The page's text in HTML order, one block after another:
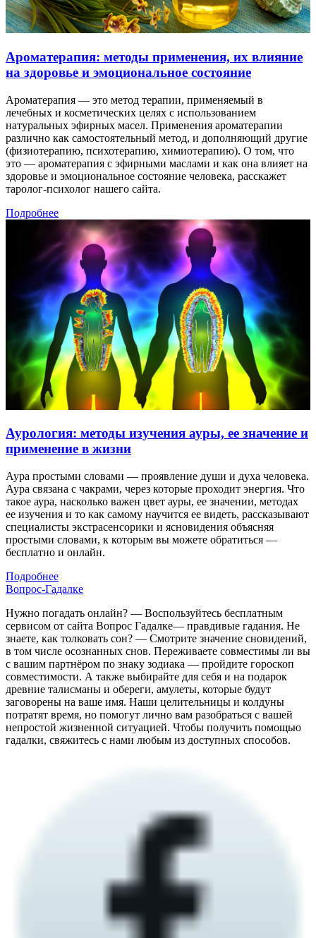
Ароматерапия: методы применения, их влияние
на здоровье и эмоциональное состояние
Ароматерапия — это метод терапии, применяемый в
лечебных и косметических целях с использованием
натуральных эфирных масел. Применения ароматерапии
различно как самостоятельный метод, и дополняющий другие
(физиотерапию, психотерапию, химиотерапию). О том, что
это — ароматерапия с эфирными маслами и как она влияет на
здоровье и эмоциональное состояние человека, расскажет
таролог-психолог нашего сайта.
Подробнее
Аурология: методы изучения ауры, ее значение и
применение в жизни
Аура простыми словами — проявление души и духа человека.
Аура связана с чакрами, через которые проходит энергия. Что
такое аура, насколько важен цвет ауры, ее значении, методах
ее изучения и то как самому научится ее видеть, рассказывают
специалисты экстрасенсорики и ясновидения объясняя
простыми словами, к которым вы можете обратиться —
бесплатно и онлайн.
Подробнее
Вопрос-Гадалке
Нужно погадать онлайн? — Воспользуйтесь бесплатным
сервисом от сайта Вопрос Гадалке— правдивые гадания. Не
знаете, как толковать сон? — Смотрите значение сновидений,
в том числе осознанных снов. Переживаете совместимы ли вы
с вашим партнёром по знаку зодиака — пройдите гороскоп
совместимости. А также выбирайте для себя и на подарок
древние талисманы и обереги, амулеты, которые будут
заговорены на ваше имя. Наши целительницы и колдуны
потратят время, но помогут лично вам разобраться с вашей
непростой жизненной ситуацией. Чтобы получить помощью
гадалки, свяжитесь с нами любым из доступных способов.